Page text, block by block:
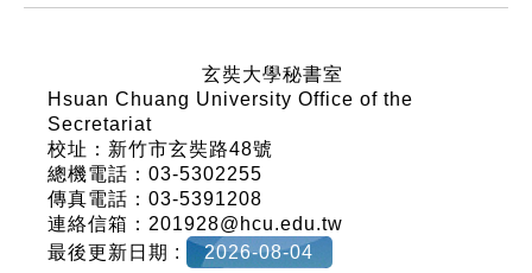
玄奘大學秘書室
Hsuan Chuang University Office of the
Secretariat
校址：新竹市玄奘路48號
總機電話：03-5302255
傳真電話：03-5391208
連絡信箱：201928@hcu.edu.tw
最後更新日期 :
2026-08-04